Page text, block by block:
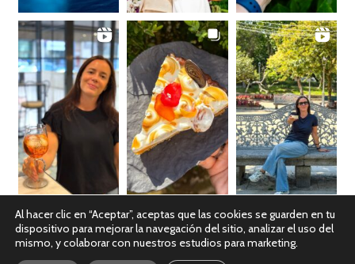
Ver en Instagram
Al hacer clic en “Aceptar”, aceptas que las cookies se guarden en tu
dispositivo para mejorar la navegación del sitio, analizar el uso del
mismo, y colaborar con nuestros estudios para marketing.